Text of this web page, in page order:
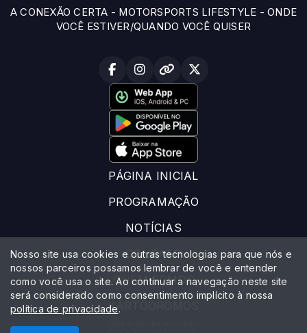
A CONEXÃO CERTA - MOTORSPORTS LIFESTYLE - ONDE
VOCÊ ESTIVER/QUANDO VOCÊ QUISER
PÁGINA INICIAL
PROGRAMAÇÃO
NOTÍCIAS
CONTATO
QUEM SOMOS
KARTÓDROMOS
Nosso site usa cookies e outras tecnologias para que nós e
nossos parceiros possamos lembrar de você e entender
como você usa o site. Ao continuar a navegação neste site
será considerado como consentimento implícito à nossa
política de privacidade.